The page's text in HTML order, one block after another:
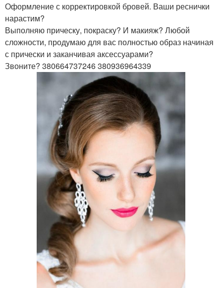
Оформление с корректировкой бровей. Ваши реснички
нарастим?
Выполняю прическу, покраску? И макияж? Любой
сложности, продумаю для вас полностью образ начиная
с прически и заканчивая аксессуарами?
Звоните? 380664737246 380936964339